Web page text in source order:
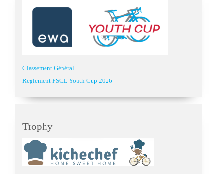
Classement Général
Règlement FSCL Youth Cup 2026
Trophy